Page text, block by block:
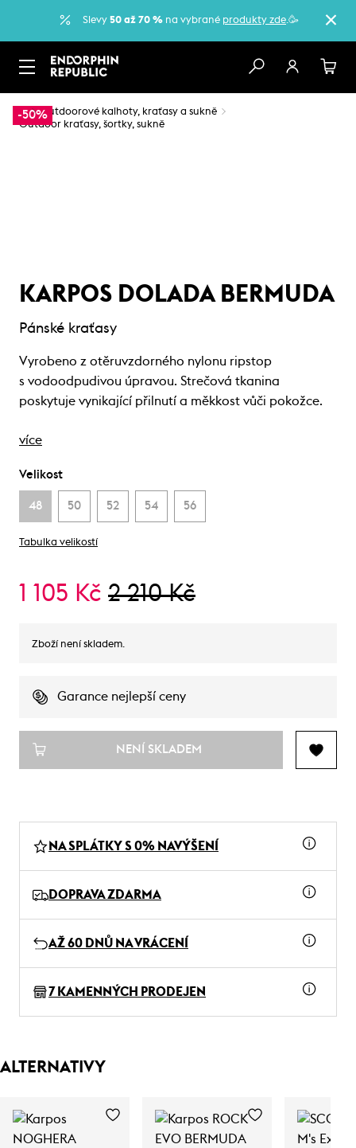
Slevy 50 až 70 % na vybrané produkty zde.🥳
-50%
…
Outdoorové kalhoty, kraťasy a sukně
Outdoor kraťasy, šortky, sukně
KARPOS DOLADA BERMUDA
Pánské kraťasy
Vyrobeno z otěruvzdorného nylonu ripstop
s vodoodpudivou úpravou. Strečová tkanina
poskytuje vynikající přilnutí a měkkost vůči pokožce.
více
Velikost
48 50 52 54 56
Tabulka velikostí
1 105 Kč 2 210 Kč
Zboží není skladem.
Garance nejlepší ceny
NENÍ SKLADEM
NA SPLÁTKY S 0% NAVÝŠENÍ
DOPRAVA ZDARMA
AŽ 60 DNŮ NA VRÁCENÍ
7 KAMENNÝCH PRODEJEN
ALTERNATIVY